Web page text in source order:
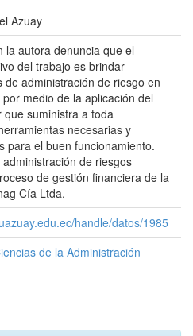
Azuay
la autora denuncia que el
del trabajo es brindar
de administración de riesgo en
medio de la aplicación del
que suministra a toda
necesarias y
para el buen funcionamiento.
de riesgos
de gestión financiera de la
Cía Ltda.
handle/datos/1985
de la Administración